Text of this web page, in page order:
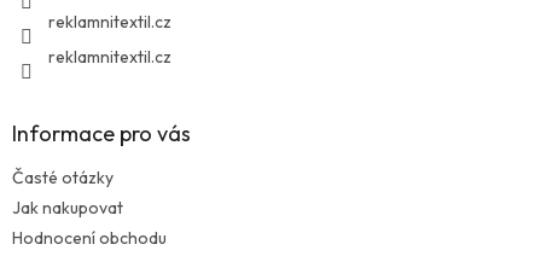
reklamnitextil.cz
reklamnitextil.cz
Informace pro vás
Časté otázky
Jak nakupovat
Hodnocení obchodu